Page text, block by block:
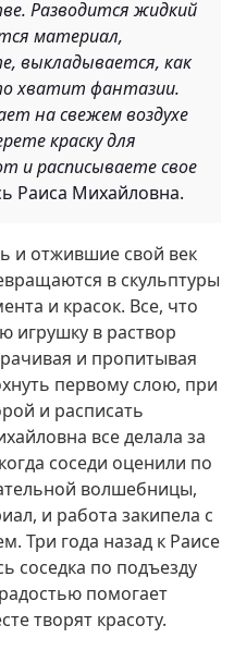
Разводится жидкий
материал,
выкладывается, как
хватит фантазии.
на свежем воздухе
краску для
и расписываете свое
Раиса Михайловна.
и отжившие свой век
в скульптуры
и красок. Все, что
игрушку в раствор
и пропитывая
первому слою, при
и расписать
все делала за
соседи оценили по
волшебницы,
и работа закипела с
Три года назад к Раисе
соседка по подъезду
помогает
творят красоту.